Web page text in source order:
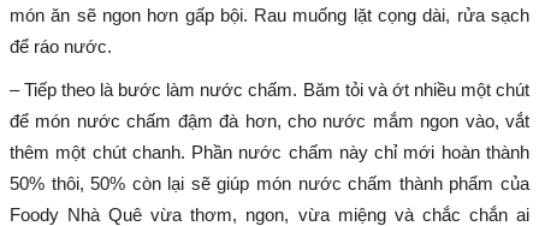
món ăn sẽ ngon hơn gấp bội. Rau muống lặt cọng dài, rửa sạch
để ráo nước.
– Tiếp theo là bước làm nước chấm. Băm tỏi và ớt nhiều một chút
để món nước chấm đậm đà hơn, cho nước mắm ngon vào, vắt
thêm một chút chanh. Phần nước chấm này chỉ mới hoàn thành
50% thôi, 50% còn lại sẽ giúp món nước chấm thành phẩm của
Foody Nhà Quê vừa thơm, ngon, vừa miệng và chắc chắn ai